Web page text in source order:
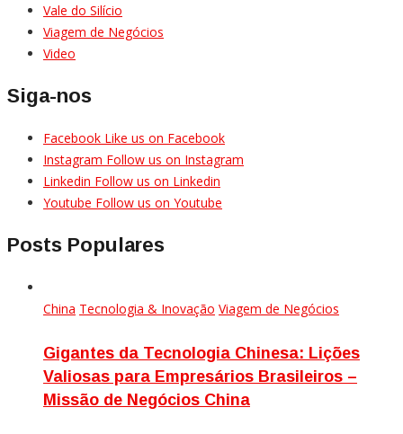
Vale do Silício
Viagem de Negócios
Video
Siga-nos
Facebook Like us on Facebook
Instagram Follow us on Instagram
Linkedin Follow us on Linkedin
Youtube Follow us on Youtube
Posts Populares
China Tecnologia & Inovação Viagem de Negócios
Gigantes da Tecnologia Chinesa: Lições
Valiosas para Empresários Brasileiros –
Missão de Negócios China